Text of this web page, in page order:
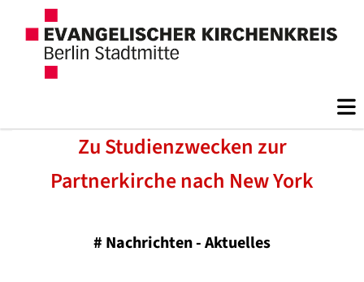
Zu Studienzwecken zur
Partnerkirche nach New York
# Nachrichten - Aktuelles